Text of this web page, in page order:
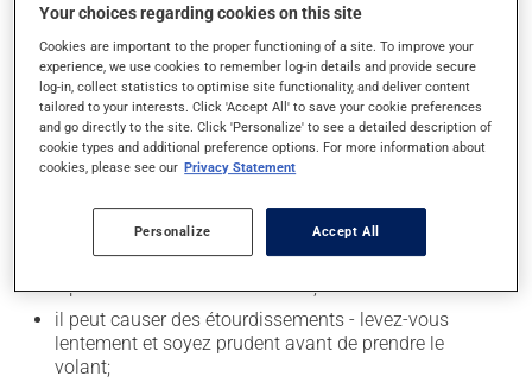
professionnel(le) de la santé.
Effets indésirables
En plus de ses effets recherchés, ce produit peut à
l'occasion entraîner certains effets indésirables (effets
secondaires), notamment :
il peut diminuer l'appétit;
il peut rendre la bouche sèche;
il peut causer des maux de tête;
il peut causer des étourdissements - levez-vous
lentement et soyez prudent avant de prendre le
volant;
Your choices regarding cookies on this site
Cookies are important to the proper functioning of a site. To improve your
experience, we use cookies to remember log-in details and provide secure
log-in, collect statistics to optimise site functionality, and deliver content
tailored to your interests. Click 'Accept All' to save your cookie preferences
and go directly to the site. Click 'Personalize' to see a detailed description of
cookie types and additional preference options. For more information about
cookies, please see our Privacy Statement
Personalize Accept All